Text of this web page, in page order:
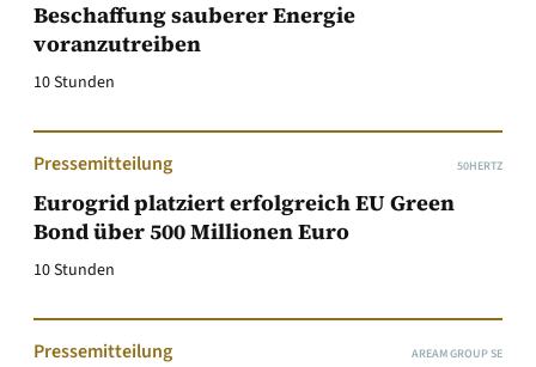
Beschaffung sauberer Energie
voranzutreiben
10 Stunden
Pressemitteilung 50HERTZ
Eurogrid platziert erfolgreich EU Green
Bond über 500 Millionen Euro
10 Stunden
Pressemitteilung AREAM GROUP SE